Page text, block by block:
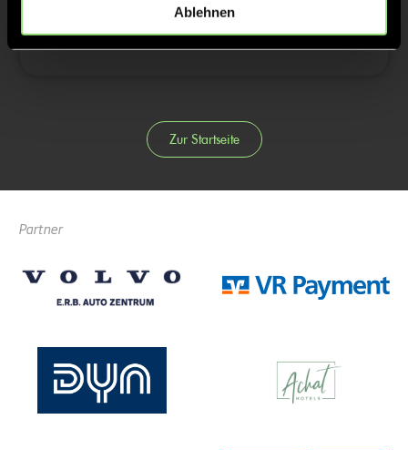
Ablehnen
Zur Startseite
Partner